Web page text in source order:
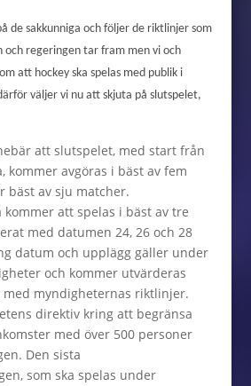
de sakkunniga och följer de riktlinjer som
och regeringen tar fram men vi och
att hockey ska spelas med publik i
väljer vi nu att skjuta på slutspelet,
att slutspelet, med start från
kommer avgöras i bäst av fem
bäst av sju matcher.
att spelas i bäst av tre
med datumen 24, 26 och 28
datum och upplägg gäller under
och kommer utvärderas
myndigheternas riktlinjer.
direktiv kring att begränsa
med över 500 personer
Den sista
som ska spelas under